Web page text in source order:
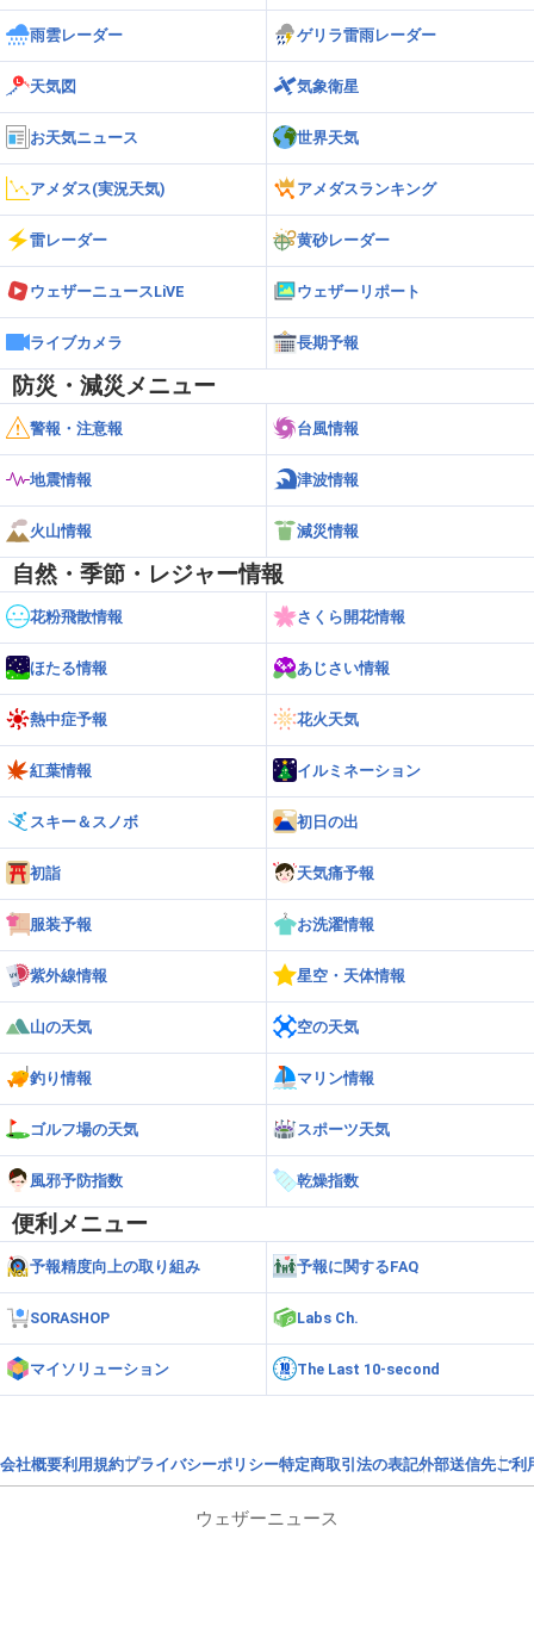
雨雲レーダー ゲリラ雷雨レーダー
天気図 気象衛星
お天気ニュース 世界天気
アメダス(実況天気) アメダスランキング
雷レーダー 黄砂レーダー
ウェザーニュースLiVE ウェザーリポート
ライブカメラ 長期予報
防災・減災メニュー
警報・注意報 台風情報
地震情報 津波情報
火山情報 減災情報
自然・季節・レジャー情報
花粉飛散情報 さくら開花情報
ほたる情報 あじさい情報
熱中症予報 花火天気
紅葉情報 イルミネーション
スキー＆スノボ 初日の出
初詣 天気痛予報
服装予報 お洗濯情報
紫外線情報 星空・天体情報
山の天気 空の天気
釣り情報 マリン情報
ゴルフ場の天気 スポーツ天気
風邪予防指数 乾燥指数
便利メニュー
予報精度向上の取り組み 予報に関するFAQ
SORASHOP Labs Ch.
マイソリューション The Last 10-second
会社概要利用規約プライバシーポリシー特定商取引法の表記外部送信先ご利
ウェザーニュース